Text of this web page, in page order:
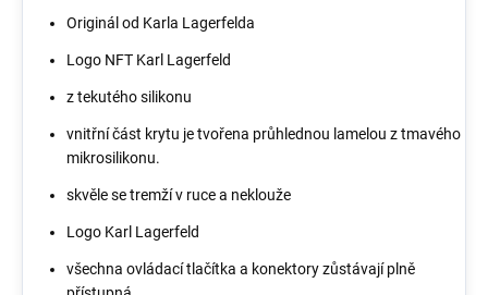
Originál od Karla Lagerfelda
Logo NFT Karl Lagerfeld
z tekutého silikonu
vnitřní část krytu je tvořena průhlednou lamelou z tmavého
mikrosilikonu.
skvěle se tremží v ruce a neklouže
Logo Karl Lagerfeld
všechna ovládací tlačítka a konektory zůstávají plně